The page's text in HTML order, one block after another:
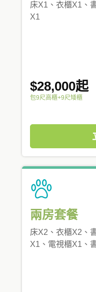
床X1、衣櫃X1、
X1
$28,000起
包9尺高櫃+9尺矮櫃
兩房套餐
床X2、衣櫃X2、
X1、電視櫃X1、